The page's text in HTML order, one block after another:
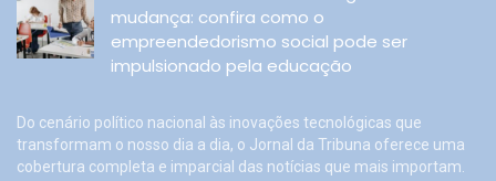
mudança: confira como o
empreendedorismo social pode ser
impulsionado pela educação
Do cenário político nacional às inovações tecnológicas que
transformam o nosso dia a dia, o Jornal da Tribuna oferece uma
cobertura completa e imparcial das notícias que mais importam.